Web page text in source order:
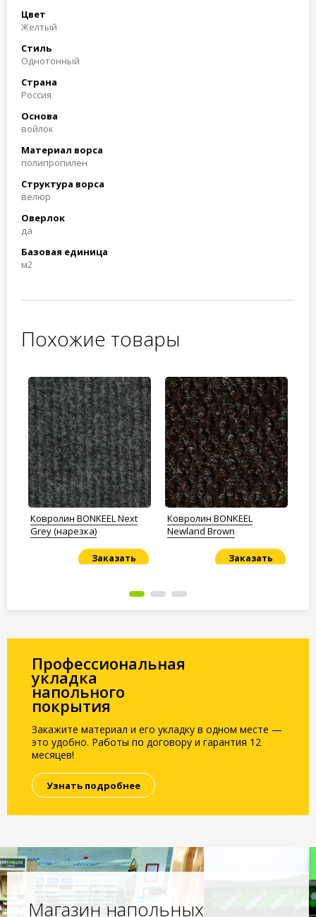
Цвет
Желтый
Стиль
Однотонный
Страна
Россия
Основа
войлок
Материал ворса
полипропилен
Структура ворса
велюр
Оверлок
да
Базовая единица
м2
Похожие товары
Ковролин BONKEEL Next
Grey (нарезка)
Заказать
Ковролин BONKEEL
Newland Brown
Заказать
Профессиональная
укладка
напольного
покрытия
Закажите материал и его укладку в одном месте —
это удобно. Работы по договору и гарантия 12
месяцев!
Узнать подробнее
Магазин напольных